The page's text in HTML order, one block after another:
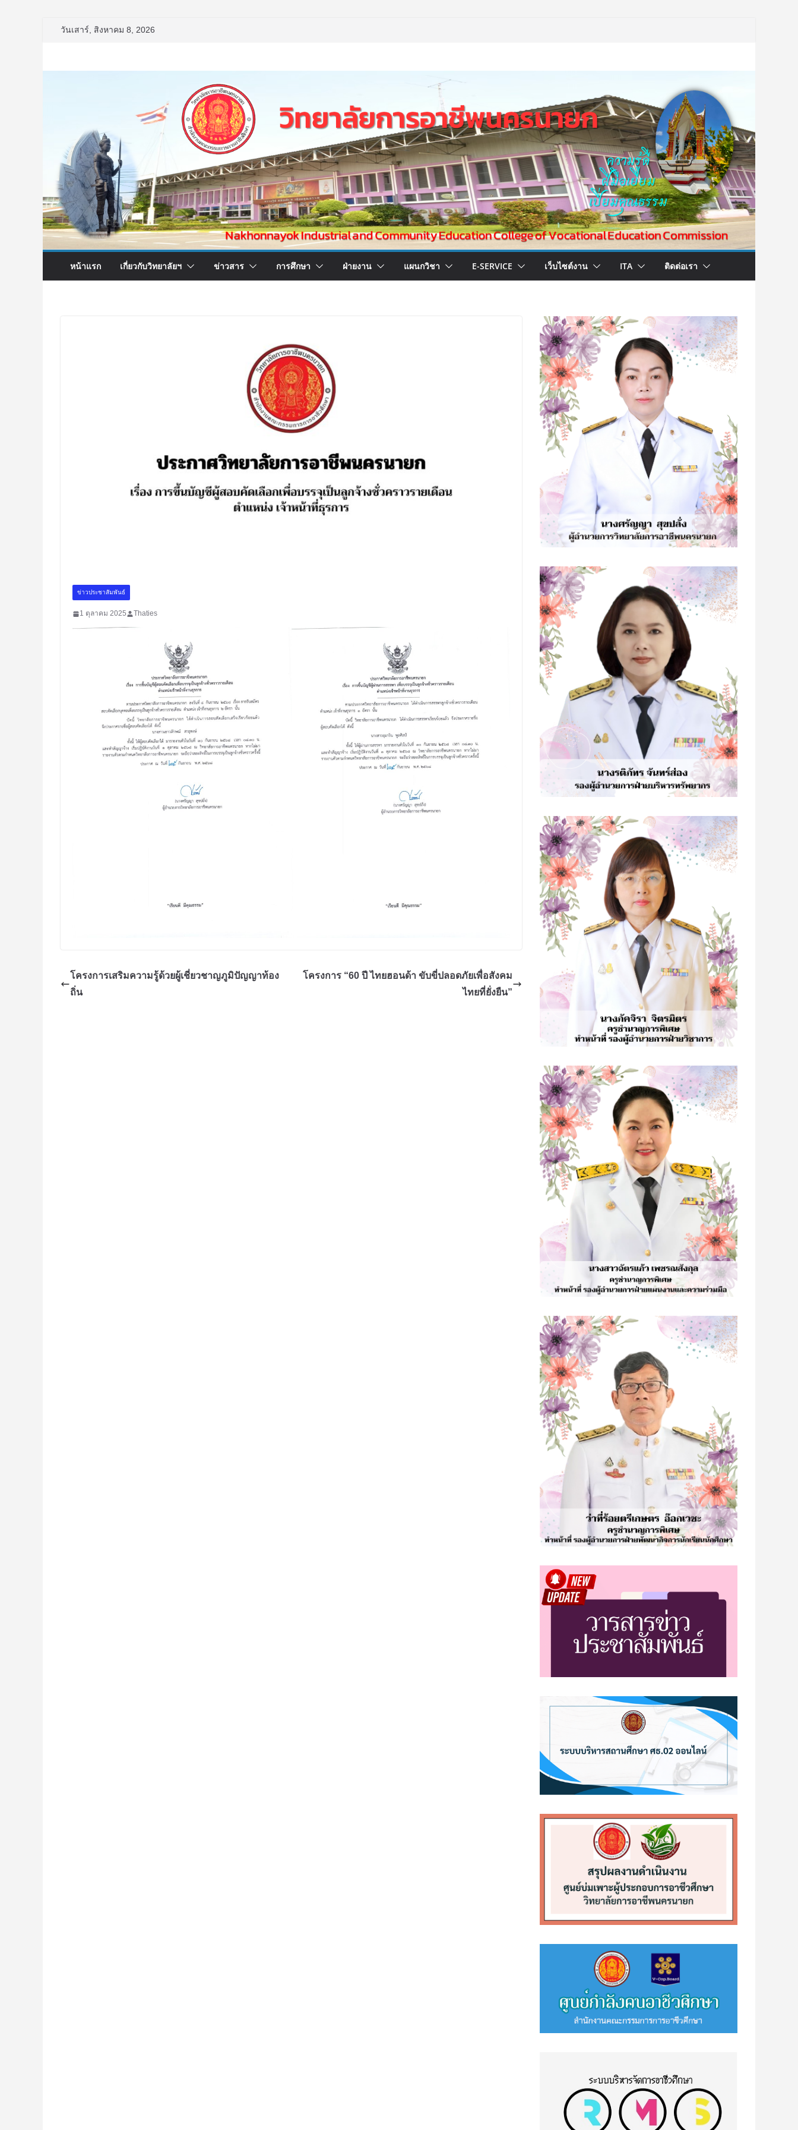
วันเสาร์, สิงหาคม 8, 2026
หน้าแรก เกี่ยวกับวิทยาลัยฯ ข่าวสาร การศึกษา ฝ่ายงาน แผนกวิชา E-SERVICE เว็บไซต์งาน ITA ติดต่อเรา
ข่าวประชาสัมพันธ์
1 ตุลาคม 2025 Thaties
โครงการเสริมความรู้ด้วยผู้เชี่ยวชาญภูมิปัญญาท้อง
ถิ่น
โครงการ “60 ปี ไทยฮอนด้า ขับขี่ปลอดภัยเพื่อสังคม
ไทยที่ยั่งยืน”